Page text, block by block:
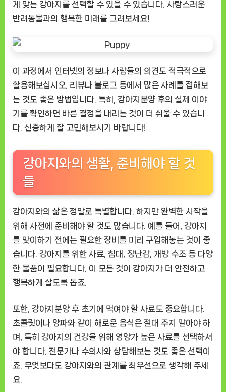
게 맞는 강아지를 선택할 수 있을 수 있습니다. 사랑스러운
반려동물과의 행복한 미래를 그려보세요!
이 과정에서 인터넷의 정보나 사람들의 의견도 적극적으로
활용해보십시오. 리뷰나 블로그 등에서 많은 사례를 접해보
는 것도 좋은 방법입니다. 특히, 강아지분양 후의 실제 이야
기를 확인하면 바른 결정을 내리는 것이 더 쉬울 수 있습니
다. 신중하게 잘 고민해보시기 바랍니다!
강아지와의 생활, 준비해야 할 것
들
강아지와의 삶은 정말로 특별합니다. 하지만 완벽한 시작을
위해 사전에 준비해야 할 것도 많습니다. 예를 들어, 강아지
를 맞이하기 전에는 필요한 장비를 미리 구입해놓는 것이 좋
습니다. 강아지를 위한 사료, 침대, 장난감, 개방 수조 등 다양
한 물품이 필요합니다. 이 모든 것이 강아지가 더 안전하고
행복하게 살도록 돕죠.
또한, 강아지분양 후 초기에 먹여야 할 사료도 중요합니다.
초콜릿이나 양파와 같이 해로운 음식은 절대 주지 말아야 하
며, 특히 강아지의 건강을 위해 영양가 높은 사료를 선택하셔
야 합니다. 전문가나 수의사와 상담해보는 것도 좋은 선택이
죠. 무엇보다도 강아지와의 관계를 최우선으로 생각해 주세
요.